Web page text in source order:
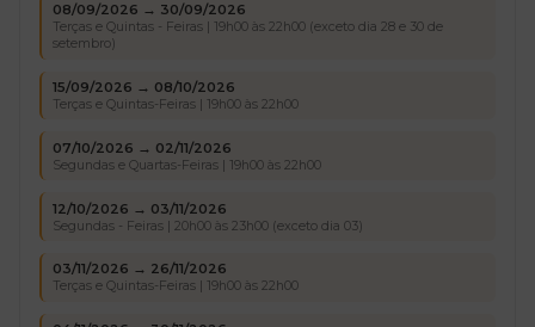
08/09/2026 → 30/09/2026
Terças e Quintas - Feiras | 19h00 às 22h00 (exceto dia 28 e 30 de
setembro)
15/09/2026 → 08/10/2026
Terças e Quintas-Feiras | 19h00 às 22h00
07/10/2026 → 02/11/2026
Segundas e Quartas-Feiras | 19h00 às 22h00
12/10/2026 → 03/11/2026
Segundas - Feiras | 20h00 às 23h00 (exceto dia 03)
03/11/2026 → 26/11/2026
Terças e Quintas-Feiras | 19h00 às 22h00